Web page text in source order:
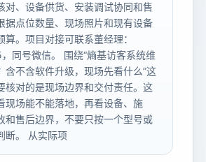
对、设备供货、安装调试协同和售
据点位数量、现场照片和现有设备
算。项目对接可联系董经理：
同号微信。 围绕“熵基访客系统维
含不含软件升级，现场先看什么”这
核对的是现场边界和交付责任。这
现场能不能落地，再看设备、施
和售后边界，不要只按一个型号或
断。 从实际项